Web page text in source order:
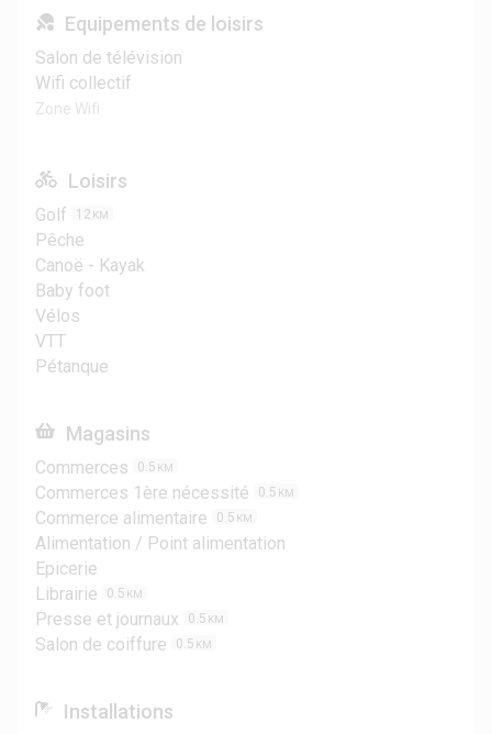
Equipements de loisirs
Salon de télévision
Wifi collectif
Zone Wifi
Loisirs
Golf 12 KM
Pêche
Canoë - Kayak
Baby foot
Vélos
VTT
Pétanque
Magasins
Commerces 0.5 KM
Commerces 1ère nécessité 0.5 KM
Commerce alimentaire 0.5 KM
Alimentation / Point alimentation
Epicerie
Librairie
0.5 KM
Presse et journaux 0.5 KM
Salon de coiffure 0.5 KM
Installations